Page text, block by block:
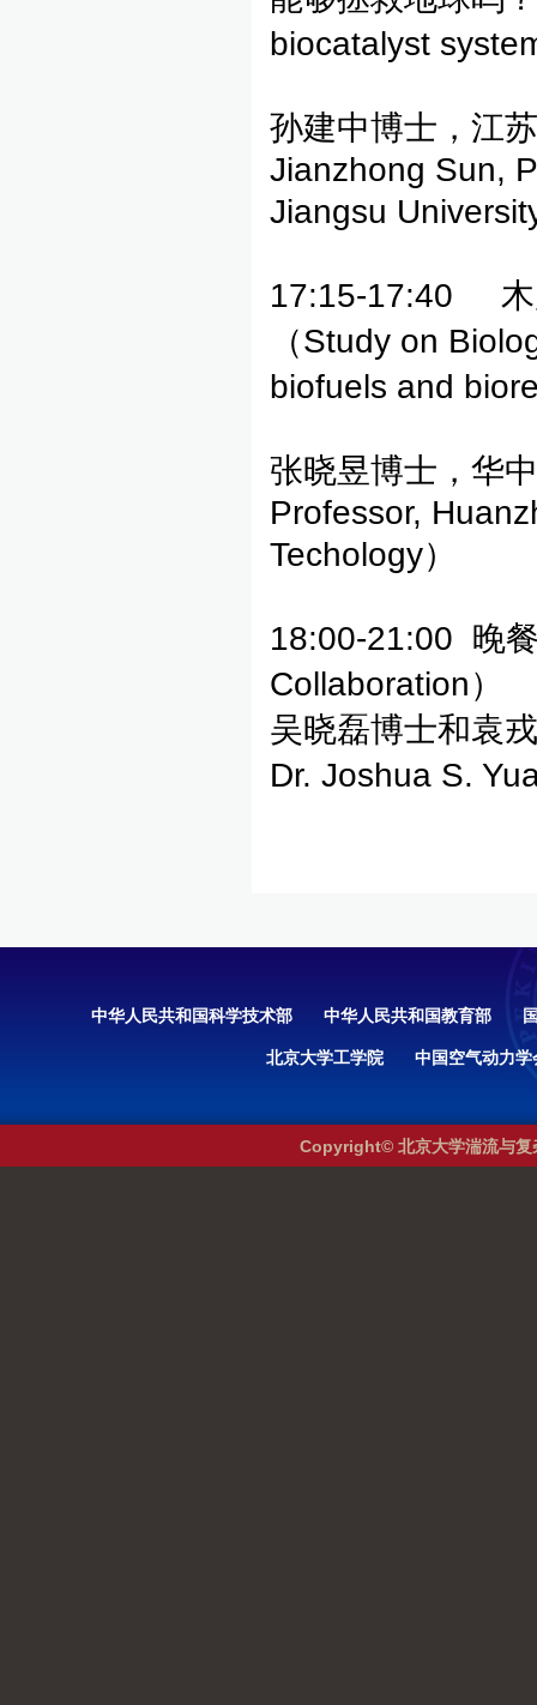
biocatalyst
孙建中博士，江
Jianzhong Sun,
Jiangsu
17:15-17:40 木
（Study on
biofuels and
张晓昱博士，华
Professor,
Techology）
18:00-21:00 晚
Collaboration）
吴晓磊博士和袁
Dr. Joshua S.
中华人民共和国科学技术部 中华人民共和国教育部
北京大学工学院 中国空气动力学
Copyright© 北京大学湍流与